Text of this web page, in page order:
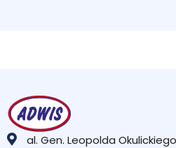
al. Gen. Leopolda